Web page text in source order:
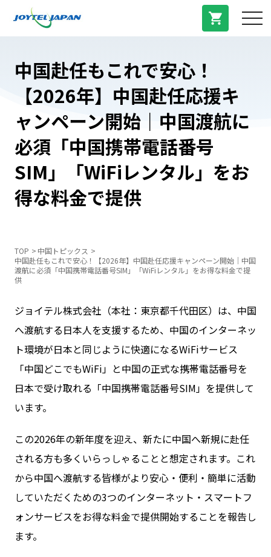
お問い合わせ
ログイン
料金プラン
プラン/商品
よくある質問
法人登録
中国赴任もこれで安心！
【2026年】中国赴任応援キ
ャンペーン開始｜中国渡航に
必須「中国携帯電話番号
SIM」「WiFiレンタル」をお
得な料金で提供
TOP
中国トピックス
中国赴任もこれで安心！【2026年】中国赴任応援キャンペーン開始｜中国
渡航に必須「中国携帯電話番号SIM」「WiFiレンタル」をお得な料金で提
供
ジョイテル株式会社（本社：東京都千代田区）は、中国
へ渡航する日本人を支援するため、中国のインターネッ
ト環境が日本と同じように快適になるWiFiサービス
「中国どこでもWiFi」と中国の正式な携帯電話番号を
日本で受け取れる「中国携帯電話番号SIM」を提供して
います。
この2026年の新年度を迎え、新たに中国へ新規に赴任
される方も多くいらっしゃることと想定されます。これ
から中国へ渡航する皆様がより安心・便利・簡単に活動
していただくための3つのインターネット・スマートフ
ォンサービスをお得な料金で提供開始することを報告し
ます。